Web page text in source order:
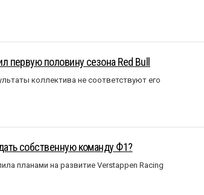
первую половину сезона Red Bull
коллектива не соответствуют его
собственную команду Ф1?
планами на развитие Verstappen Racing